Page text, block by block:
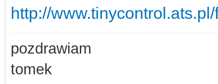
http://
pozdrawiam
tomek